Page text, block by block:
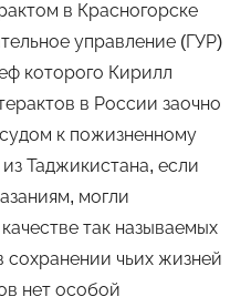
в Красногорске
управление (ГУР)
которого Кирилл
в России заочно
к пожизненному
Таджикистана, если
могли
так называемых
сохранении чьих жизней
нет особой